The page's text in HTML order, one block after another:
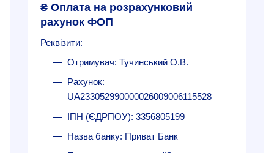
₴ Оплата на розрахунковий
рахунок ФОП
Реквізити:
Отримувач: Тучинський О.В.
Рахунок:
UA233052990000026009006115528
ІПН (ЄДРПОУ): 3356805199
Назва банку: Приват Банк